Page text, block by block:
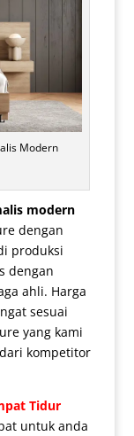
Modern
modern
dengan
produksi
dengan
ahli. Harga
sesuai
yang kami
kompetitor
Tidur
untuk anda